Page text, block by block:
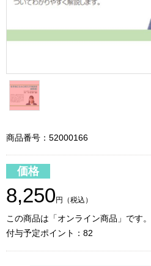
商品番号：52000166
価格
8,250 円（税込）
この商品は「オンライン商品」です。
付与予定ポイント：82